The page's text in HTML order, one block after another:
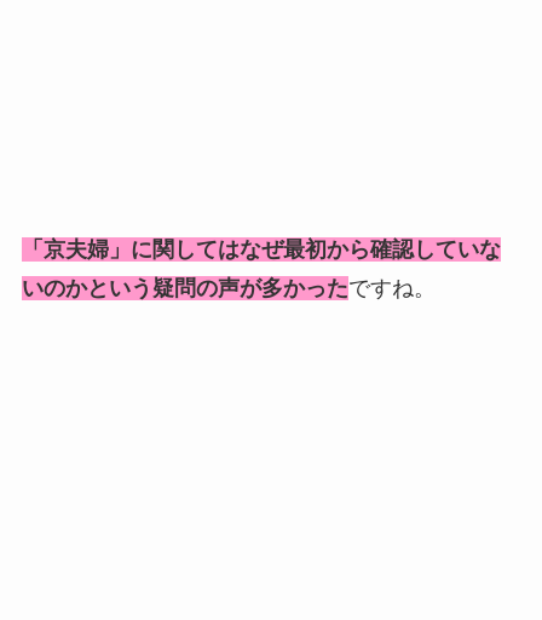
「京夫婦」に関してはなぜ最初から確認していな
いのかという疑問の声が多かったですね。